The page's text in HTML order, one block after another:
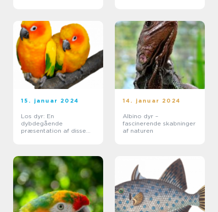
15. januar 2024
Los dyr: En
dybdegående
præsentation af disse
14. januar 2024
Albino dyr –
fascinerende skabninger
af naturen